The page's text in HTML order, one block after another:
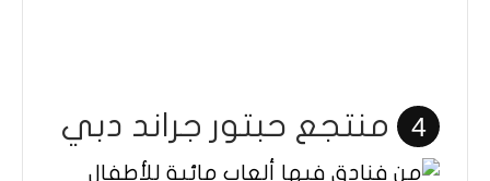
4 منتجع حبتور جراند دبي